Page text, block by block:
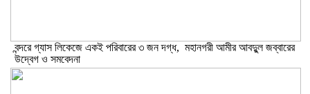
বন্দরে গ্যাস লিকেজে একই পরিবারের ৩ জন দগ্ধ, মহানগরী আমীর আবদুুল জব্বারের
উদ্বেগ ও সমবেদনা